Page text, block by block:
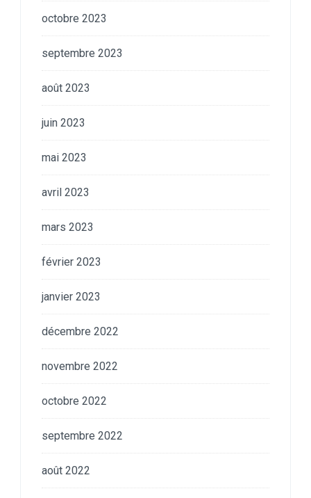
octobre 2023
septembre 2023
août 2023
juin 2023
mai 2023
avril 2023
mars 2023
février 2023
janvier 2023
décembre 2022
novembre 2022
octobre 2022
septembre 2022
août 2022